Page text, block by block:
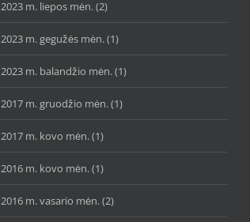
2023 m. liepos mėn. (2)
2023 m. gegužės mėn. (1)
2023 m. balandžio mėn. (1)
2017 m. gruodžio mėn. (1)
2017 m. kovo mėn. (1)
2016 m. kovo mėn. (1)
2016 m. vasario mėn. (2)